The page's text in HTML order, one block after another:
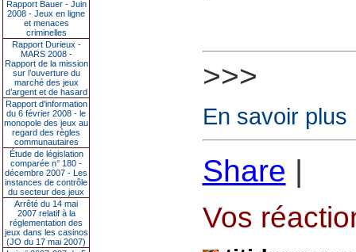
Rapport Bauer - Juin
2008 - Jeux en ligne
et menaces
criminelles
Rapport Durieux -
MARS 2008 -
Rapport de la mission
sur l’ouverture du
marché des jeux
d’argent et de hasard
Rapport d'information
du 6 février 2008 - le
monopole des jeux au
regard des règles
communautaires
Étude de législation
comparée n° 180 -
décembre 2007 - Les
instances de contrôle
du secteur des jeux
Arrêté du 14 mai
2007 relatif à la
réglementation des
jeux dans les casinos
(JO du 17 mai 2007)
>>>
En savoir plus
Share |
Vos